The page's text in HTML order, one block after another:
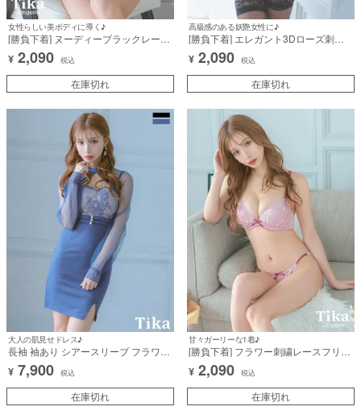
女性らしい美ボディに導く♪
[勝負下着] ヌーディーブラックレース
クロスコードカップブラジャー＆ショ
ーツ2点セット
¥ 2,090 税込
在庫切れ
高級感のある妖艶女性に♪
[勝負下着] エレガント3Dローズ刺繍
脇高カップブラジャー＆ショーツ2点
セット
¥ 2,090 税込
在庫切れ
大人の肌見せドレス♪
長袖 袖あり シアースリーブ フラワー
レース バストカット 谷間魅せ タイト
ミニドレス (Sサイズ～XXLサイズ)
(みゆう/キャバドレス着用)
¥ 7,900 税込
在庫切れ
甘々ガーリーな1着♪
[勝負下着] フラワー刺繍レースフリル
リボンモールドカップブラジャー＆シ
ョーツ2点セット
¥ 2,090 税込
在庫切れ